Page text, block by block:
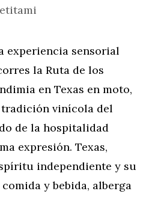
experiencia sensorial
la Ruta de los
en Texas en moto,
vinícola del
de la hospitalidad
expresión. Texas,
independiente y su
y bebida, alberga